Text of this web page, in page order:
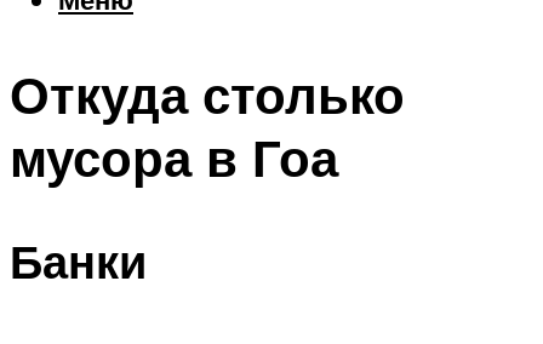
Шоппинг
Что посетить
Откуда столько
мусора в Гоа
Банки